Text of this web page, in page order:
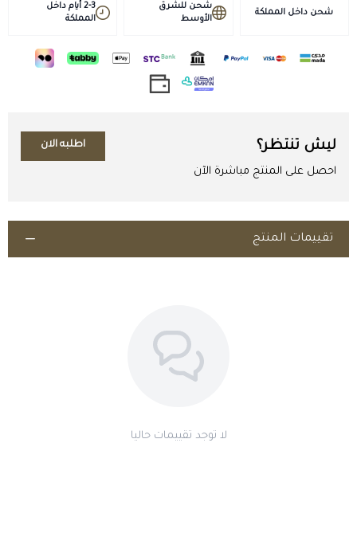
التغذية السليمة خلال فترات التدريب المكثف.
والسباقات، مما يسمح بجدول تدريب أكثر كثافة وفعالية.
يوفر فوائد طويلة الأمد، مما يجعله خياراً ممتازاً
للاستخدام المدروس في مراحل الإعداد للمنافسات الكبرى.
لا تدع الأداء يتوقف عند حدود!
امنح خيلك وهجنك الدعم اللازم لتحقيق
الانتصارات.
الخيال!
شحن داخل المملكة
شحن للشرق
الأوسط
2-3 أيام داخل
المملكة
ليش تنتظر؟
احصل على المنتج مباشرة الآن
اطلبه الان
اطلب المنتج
تقييمات المنتج
لا توجد تقييمات حاليا